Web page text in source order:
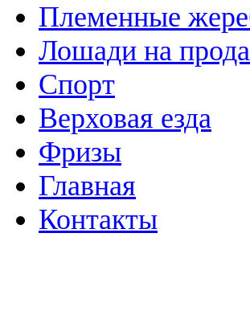
Племенные
Лошади на
Спорт
Верховая езда
Фризы
Главная
Контакты